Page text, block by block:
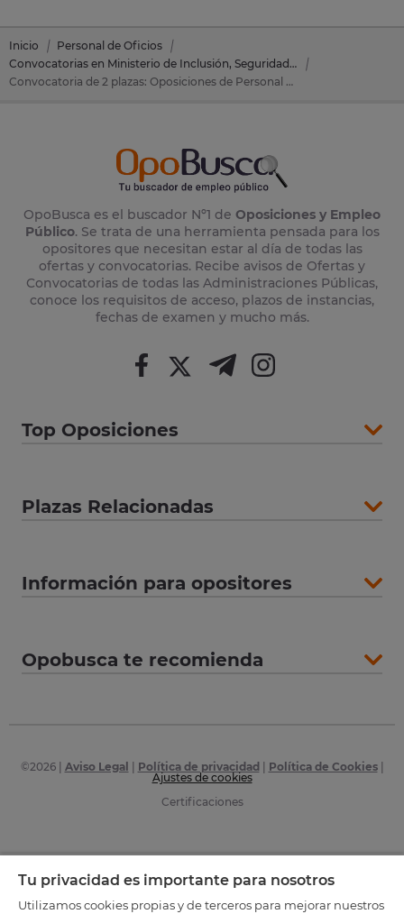
Inicio
Personal de Oficios
Convocatorias en Ministerio de Inclusión, Seguridad Social y Migraciones
Convocatoria de 2 plazas: Oposiciones de Personal de Oficios en Ministerio de Inclusión, Seguridad Social y Migraciones
OpoBusca es el buscador Nº1 de Oposiciones y Empleo
Público. Se trata de una herramienta pensada para los
opositores que necesitan estar al día de todas las
ofertas y convocatorias. Recibe avisos de Ofertas y
Convocatorias de todas las Administraciones Públicas,
conoce los requisitos de acceso, plazos de instancias,
fechas de examen y mucho más.
Top Oposiciones
Plazas Relacionadas
Información para opositores
Opobusca te recomienda
©2026| Aviso Legal Política de privacidad Política de Cookies|
Ajustes de cookies
Certificaciones
Tu privacidad es importante para nosotros
Utilizamos cookies propias y de terceros para mejorar nuestros